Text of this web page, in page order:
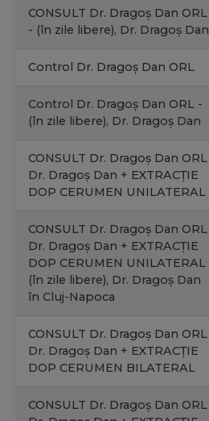
CONSULT Dr. Dragoș Dan ORL
- (în zile libere), Dr. Dragoș Dan
Control Dr. Dragoș Dan ORL
Control Dr. Dragoș Dan ORL -
(în zile libere), Dr. Dragoș Dan
CONSULT Dr. Dragoș Dan ORL
Dr. Dragoș Dan + EXTRACȚIE
DOP CERUMEN UNILATERAL
CONSULT Dr. Dragoș Dan ORL
Dr. Dragoș Dan + EXTRACȚIE
DOP CERUMEN UNILATERAL
(în zile libere), Dr. Dragoș Dan
în Cluj-Napoca
CONSULT Dr. Dragoș Dan ORL
Dr. Dragoș Dan + EXTRACȚIE
DOP CERUMEN BILATERAL
CONSULT Dr. Dragoș Dan ORL